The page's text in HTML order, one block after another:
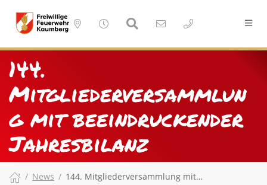
144.
Mitgliederversammlun
g mit beeindruckender
Jahresbilanz
News 144. Mitgliederversammlung mit…